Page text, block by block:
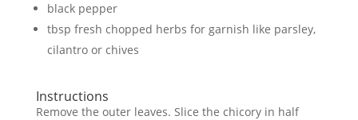
black pepper
tbsp fresh chopped herbs for garnish like parsley,
cilantro or chives
Instructions
Remove the outer leaves. Slice the chicory in half